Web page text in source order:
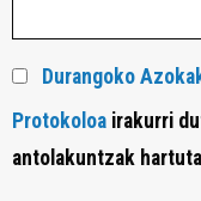
Durangoko
Protokoloa irakurri
antolakuntzak